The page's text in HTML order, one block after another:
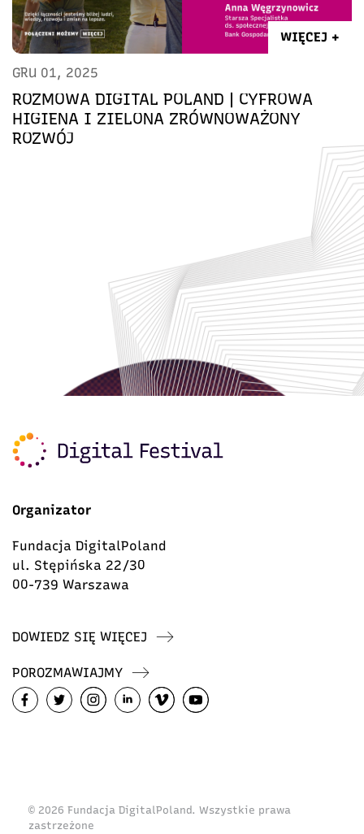
WIĘCEJ +
GRU 01, 2025
ROZMOWA DIGITAL POLAND | CYFROWA
HIGIENA I ZIELONA ZRÓWNOWAŻONY
ROZWÓJ
Organizator
Fundacja DigitalPoland
ul. Stępińska 22/30
00-739 Warszawa
DOWIEDZ SIĘ WIĘCEJ
POROZMAWIAJMY
© 2026 Fundacja DigitalPoland. Wszystkie prawa
zastrzeżone